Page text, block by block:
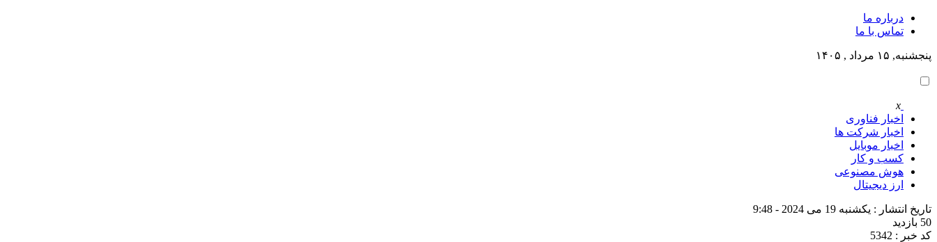
درباره ما
تماس با ما
پنجشنبه, ۱۵ مرداد , ۱۴۰۵
x
اخبار فناوری
اخبار شرکت ها
اخبار موبایل
کسب و کار
هوش مصنوعی
ارز دیجیتال
تاریخ انتشار : یکشنبه 19 می 2024 - 9:48
50 بازدید
کد خبر : 5342